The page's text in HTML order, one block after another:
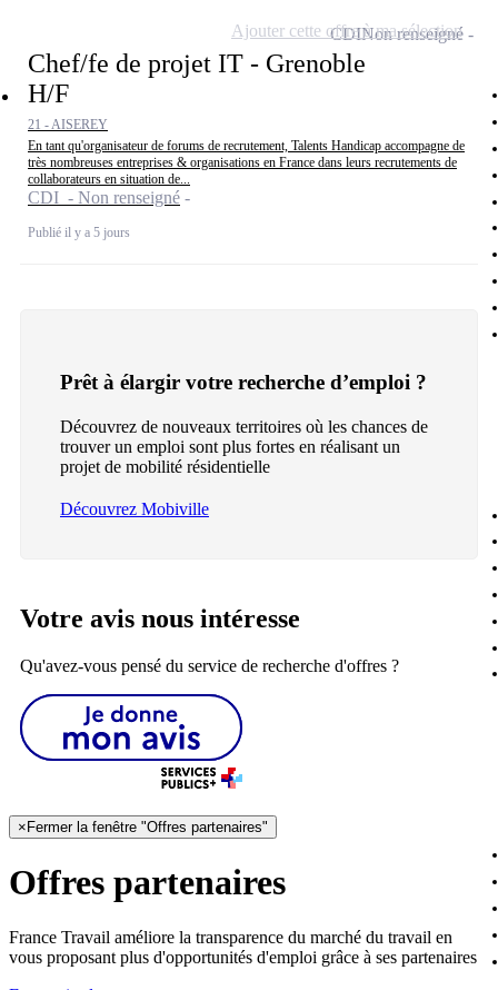
Chef/fe de projet IT - Grenoble
H/F
21 - AISEREY
En tant qu'organisateur de forums de recrutement, Talents Handicap accompagne de
très nombreuses entreprises & organisations en France dans leurs recrutements de
collaborateurs en situation de...
CDI - Non renseigné
Publié il y a 5 jours
CDINon renseigné
Ajouter cette offre à ma sélection
Prêt à élargir votre recherche d’emploi ?
Découvrez de nouveaux territoires où les chances de
trouver un emploi sont plus fortes en réalisant un
projet de mobilité résidentielle
Découvrez Mobiville
Votre avis nous intéresse
Qu'avez-vous pensé du service de recherche d'offres ?
× Fermer la fenêtre "Offres partenaires"
Offres partenaires
France Travail améliore la transparence du marché du travail en
vous proposant plus d'opportunités d'emploi grâce à ses partenaires